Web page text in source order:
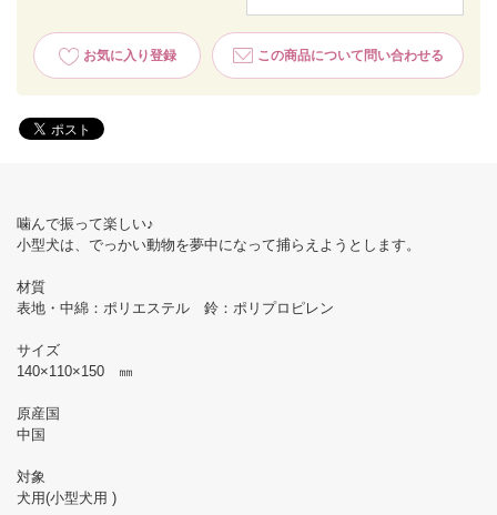
お気に入り登録 この商品について問い合わせる
噛んで振って楽しい♪
小型犬は、でっかい動物を夢中になって捕らえようとします。
材質
表地・中綿：ポリエステル 鈴：ポリプロピレン
サイズ
140×110×150 ㎜
原産国
中国
対象
犬用(小型犬用 )